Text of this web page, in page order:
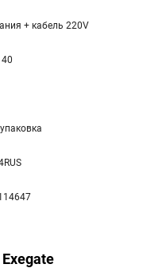
+ кабель 220V